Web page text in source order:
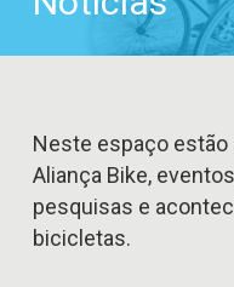
Neste espaço
Aliança Bike,
pesquisas e
bicicletas.